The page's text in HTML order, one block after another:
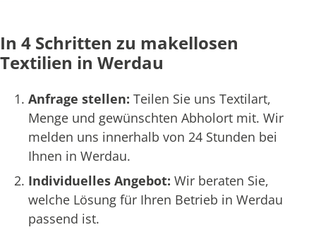
In 4 Schritten zu makellosen
Textilien in Werdau
Anfrage stellen: Teilen Sie uns Textilart,
Menge und gewünschten Abholort mit. Wir
melden uns innerhalb von 24 Stunden bei
Ihnen in Werdau.
Individuelles Angebot: Wir beraten Sie,
welche Lösung für Ihren Betrieb in Werdau
passend ist.